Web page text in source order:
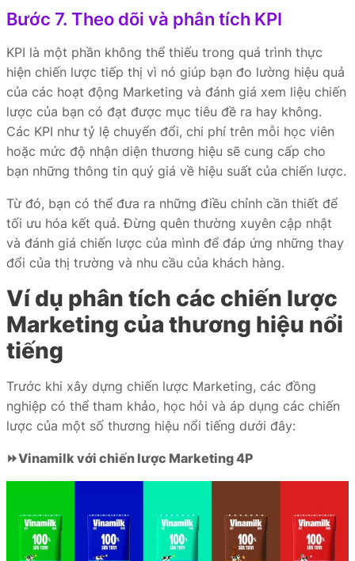
Bước 7. Theo dõi và phân tích KPI
KPI là một phần không thể thiếu trong quá trình thực
hiện chiến lược tiếp thị vì nó giúp bạn đo lường hiệu quả
của các hoạt động Marketing và đánh giá xem liệu chiến
lược của bạn có đạt được mục tiêu đề ra hay không.
Các KPI như tỷ lệ chuyển đổi, chi phí trên mỗi học viên
hoặc mức độ nhận diện thương hiệu sẽ cung cấp cho
bạn những thông tin quý giá về hiệu suất của chiến lược.
Từ đó, bạn có thể đưa ra những điều chỉnh cần thiết để
tối ưu hóa kết quả. Đừng quên thường xuyên cập nhật
và đánh giá chiến lược của mình để đáp ứng những thay
đổi của thị trường và nhu cầu của khách hàng.
Ví dụ phân tích các chiến lược
Marketing của thương hiệu nổi
tiếng
Trước khi xây dựng chiến lược Marketing, các đồng
nghiệp có thể tham khảo, học hỏi và áp dụng các chiến
lược của một số thương hiệu nổi tiếng dưới đây:
⏩Vinamilk với chiến lược Marketing 4P